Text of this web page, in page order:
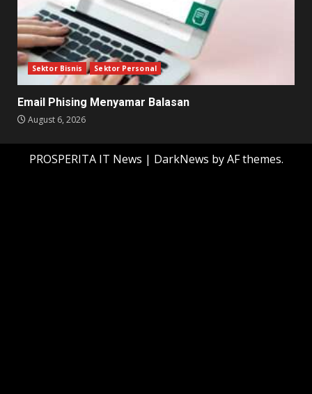
Sektor Bisnis Sektor Personal
Email Phising Menyamar Balasan
August 6, 2026
PROSPERITA IT News | DarkNews by AF themes.